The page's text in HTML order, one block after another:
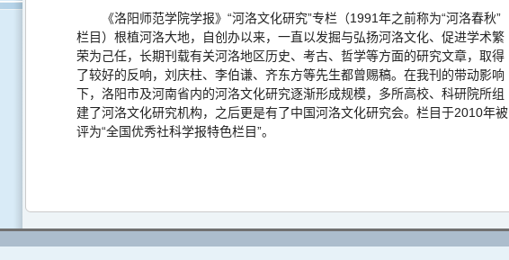
《洛阳师范学院学报》 “河洛文化研究”专栏（1991年之前称为“河洛春秋”
栏目）根植河洛大地，
自创办以来，一直以发掘与弘扬河洛文化、促进学术繁
荣为己任，长期刊载有关河洛地区历史、考古、哲学等方面的研究文章，取得
了较好的反响，刘庆柱、李伯谦、齐东方等先生都曾赐稿。在我刊的带动影响
下，洛阳市及河南省内的河洛文化研究逐渐形成规模，多所高校、科研院所组
建了河洛文化研究机构，之后更是有了中国河洛文化研究会。栏目于2010年被
评为“全国优秀社科学报特色栏目”。